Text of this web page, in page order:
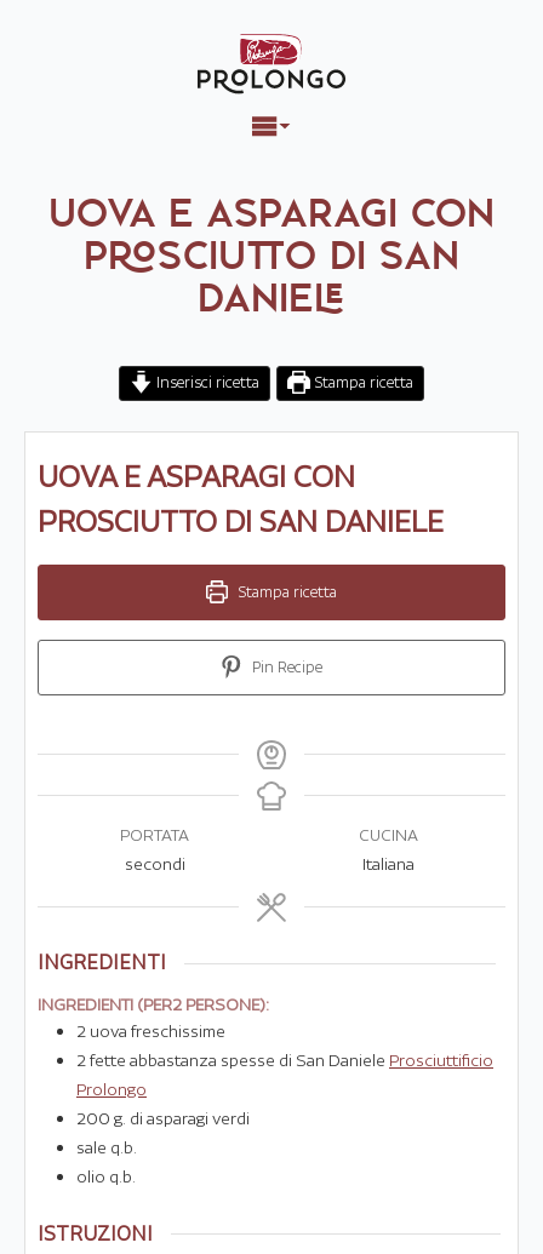
UOVA E ASPARAGI CON
PROSCIUTTO DI SAN
DANIELE
Inserisci ricetta Stampa ricetta
UOVA E ASPARAGI CON
PROSCIUTTO DI SAN DANIELE
Stampa ricetta
Pin Recipe
PORTATA
secondi
CUCINA
Italiana
INGREDIENTI
INGREDIENTI (PER2 PERSONE):
2 uova freschissime
2fette abbastanza spesse di San Daniele Prosciuttificio
Prolongo
200 g. di asparagi verdi
sale q.b.
olio q.b.
ISTRUZIONI